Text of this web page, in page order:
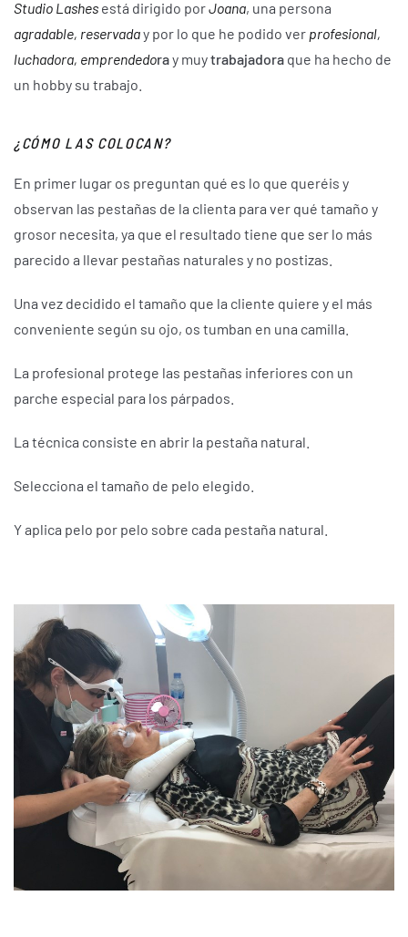
Studio Lashes está dirigido porJoana, una persona
agradable, reservaday por lo que he podido ver profesional,
luchadora, emprendedoray muytrabajadora que ha hecho de
un hobby su trabajo.
¿CÓMO LAS COLOCAN?
En primer lugar os preguntan qué es lo que queréis y
observan las pestañas de la clienta para ver qué tamaño y
grosor necesita, ya que el resultado tiene que ser lo más
parecido a llevar pestañas naturales y no postizas.
Una vez decidido el tamaño que la cliente quiere y el más
conveniente según su ojo, os tumban en una camilla.
La profesional protege las pestañas inferiores con un
parche especial para los párpados.
La técnica consiste en abrir la pestaña natural.
Selecciona el tamaño de pelo elegido.
Y aplica pelo por pelo sobre cada pestaña natural.